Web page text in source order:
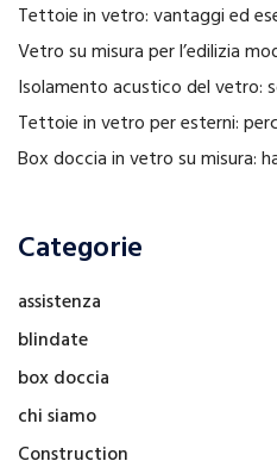
Tettoie in vetro: vantaggi ed
Vetro su misura per l’edilizia
Isolamento acustico del vetro:
Tettoie in vetro per esterni:
Box doccia in vetro su misura:
Categorie
assistenza
blindate
box doccia
chi siamo